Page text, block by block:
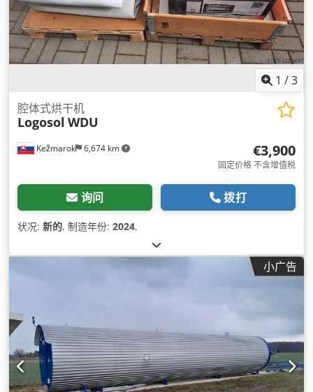
1 /3
Kežmarok 6,674 km
腔体式烘干机
Logosol WDU
€3,900
固定价格 不含增值税
询问 拨打
状况: 新的, 制造年份: 2024,
小广告